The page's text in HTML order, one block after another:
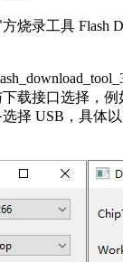
烧录工具 Flash
载接口选择，例
择 USB，具体